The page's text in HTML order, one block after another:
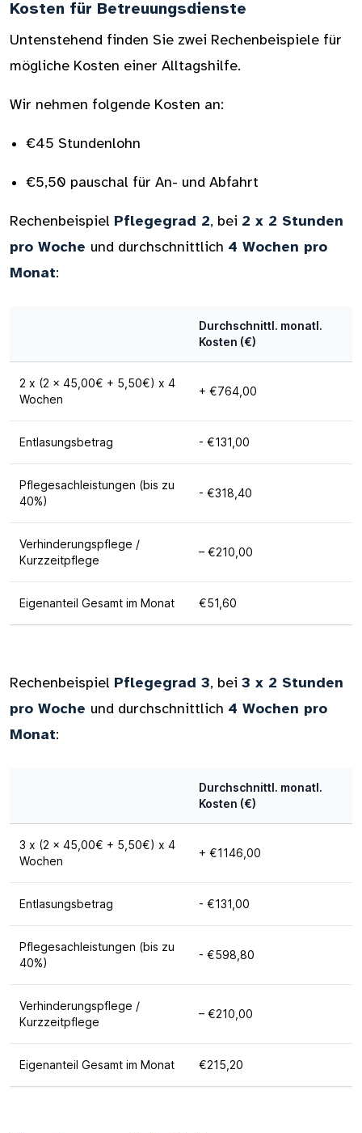
Kosten für Betreuungsdienste
Untenstehend finden Sie zwei Rechenbeispiele für
mögliche Kosten einer Alltagshilfe.
Wir nehmen folgende Kosten an:
€45 Stundenlohn
€5,50 pauschal für An- und Abfahrt
Rechenbeispiel Pflegegrad 2, bei 2 x 2 Stunden
pro Woche und durchschnittlich 4 Wochen pro
Monat:
Durchschnittl. monatl.
Kosten (€)
2 x (2 x 45,00€ + 5,50€) x 4
Wochen
+ €764,00
Entlasungsbetrag - €131,00
Pflegesachleistungen (bis zu
40%)
- €318,40
Verhinderungspflege /
Kurzzeitpflege
– €210,00
Eigenanteil Gesamt im Monat €51,60
Rechenbeispiel Pflegegrad 3, bei 3 x 2 Stunden
pro Woche und durchschnittlich 4 Wochen pro
Monat:
Durchschnittl. monatl.
Kosten (€)
3 x (2 x 45,00€ + 5,50€) x 4
Wochen
+ €1146,00
Entlasungsbetrag - €131,00
Pflegesachleistungen (bis zu
40%)
- €598,80
Verhinderungspflege /
Kurzzeitpflege
– €210,00
Eigenanteil Gesamt im Monat €215,20